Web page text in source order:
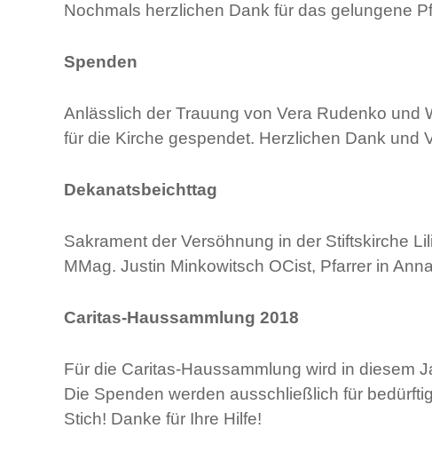
Nochmals herzlichen Dank für das gelungene
Spenden
Anlässlich der Trauung von Vera Rudenko und
für die Kirche gespendet. Herzlichen Dank und
Dekanatsbeichttag
Sakrament der Versöhnung in der Stiftskirche
MMag. Justin Minkowitsch OCist, Pfarrer in
Caritas-Haussammlung 2018
Für die Caritas-Haussammlung wird in diesem
Die Spenden werden ausschließlich für
Stich! Danke für Ihre Hilfe!